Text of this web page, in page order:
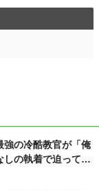
強の冷酷教官が「俺
しの執着で迫ってき